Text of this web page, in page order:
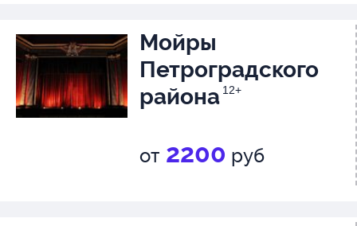
Мойры
Петроградского
района 12+
от 2200 руб